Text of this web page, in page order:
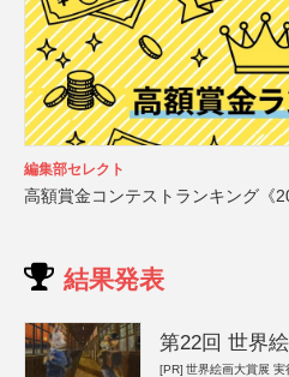
編集部セレクト
高額賞金コンテストランキング《
結果発表
第22回 世界
[PR] 世界絵画大賞展 実